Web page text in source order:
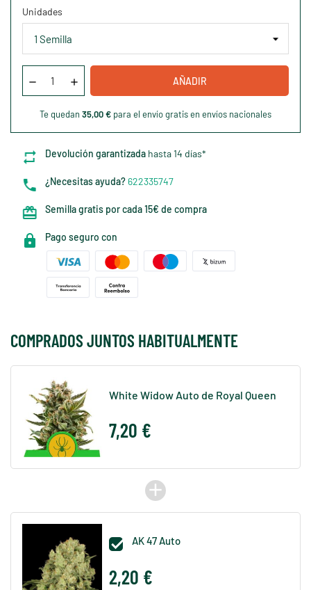
Unidades
AÑADIR
Te quedan 35,00 € para el envío gratis en envíos nacionales
Devolución garantizada hasta 14 días*
¿Necesitas ayuda?622335747
Semilla gratis por cada 15€ de compra
Pago seguro con
COMPRADOS JUNTOS HABITUALMENTE
White Widow Auto de Royal Queen
7,20 €
add
 AK 47 Auto
2,20 €